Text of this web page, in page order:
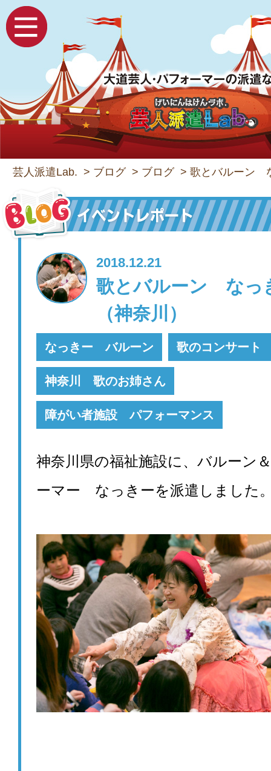
芸人派遣Lab. > ブログ > ブログ > 歌とバルーン
2018.12.21
歌とバルーン な
（神奈川）
なっきー バルーン 歌のコンサート
神奈川 歌のお姉さん
障がい者施設 パフォーマンス
神奈川県の福祉施設に、バルーン
ーマー なっきーを派遣しました